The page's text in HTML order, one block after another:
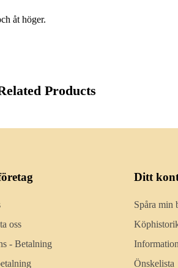
åt höger.
Products
oss
- Betalning
Ditt
Spåra min
Information
Önskelista